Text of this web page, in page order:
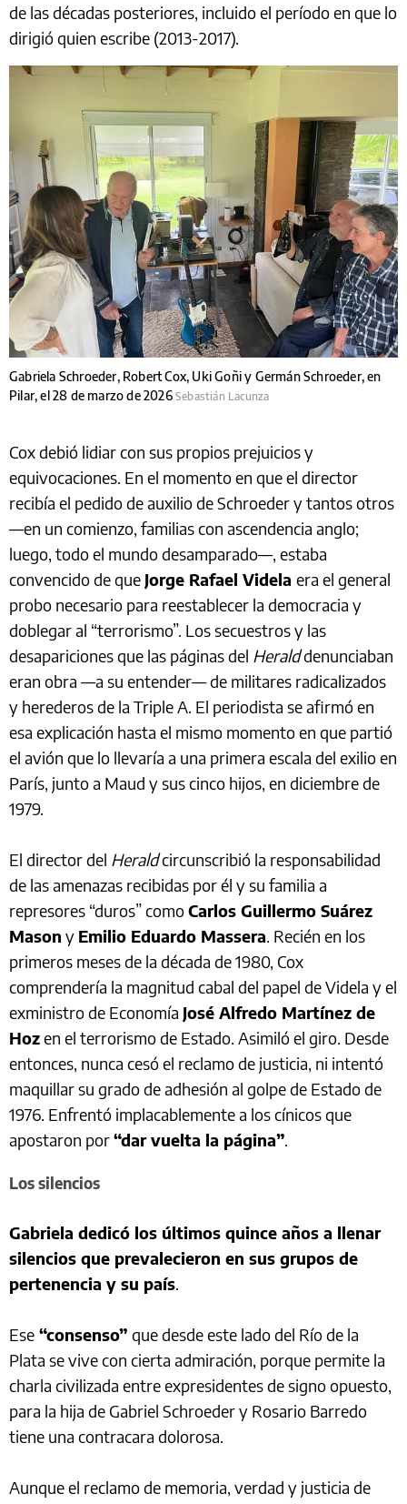
de las décadas posteriores, incluido el período en que lo
dirigió quien escribe (2013-2017).
Gabriela Schroeder, Robert Cox, Uki Goñi y Germán Schroeder, en
Pilar, el 28 de marzo de 2026 Sebastián Lacunza
Cox debió lidiar con sus propios prejuicios y
equivocaciones. En el momento en que el director
recibía el pedido de auxilio de Schroeder y tantos otros
—en un comienzo, familias con ascendencia anglo;
luego, todo el mundo desamparado—, estaba
convencido de que Jorge Rafael Videla era el general
probo necesario para reestablecer la democracia y
doblegar al “terrorismo”. Los secuestros y las
desapariciones que las páginas del Heralddenunciaban
eran obra —a su entender— de militares radicalizados
y herederos de la Triple A. El periodista se afirmó en
esa explicación hasta el mismo momento en que partió
el avión que lo llevaría a una primera escala del exilio en
París, junto a Maud y sus cinco hijos, en diciembre de
1979.
El director del Heraldcircunscribió la responsabilidad
de las amenazas recibidas por él y su familia a
represores “duros” comoCarlos Guillermo Suárez
Mason y Emilio Eduardo Massera . Recién en los
primeros meses de la década de 1980, Cox
comprendería la magnitud cabal del papel de Videla y el
exministro de Economía José Alfredo Martínez de
Hozen el terrorismo de Estado. Asimiló el giro. Desde
entonces, nunca cesó el reclamo de justicia, ni intentó
maquillar su grado de adhesión al golpe de Estado de
1976. Enfrentó implacablemente a los cínicos que
apostaron por“dar vuelta la página”
Los silencios
Gabriela dedicó los últimos quince años a llenar
silencios que prevalecieron en sus grupos de
pertenencia y su país
Ese “consenso” que desde este lado del Río de la
Plata se vive con cierta admiración, porque permite la
charla civilizada entre expresidentes de signo opuesto,
para la hija de Gabriel Schroeder y Rosario Barredo
tiene una contracara dolorosa.
Aunque el reclamo de memoria, verdad y justicia de